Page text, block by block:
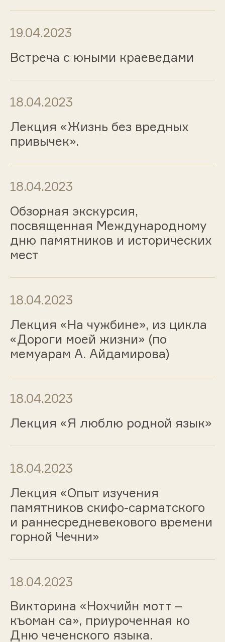
19.04.2023
Встреча с юными краеведами
18.04.2023
Лекция «Жизнь без вредных
привычек».
18.04.2023
Обзорная экскурсия,
посвященная Международному
дню памятников и исторических
мест
18.04.2023
Лекция «На чужбине», из цикла
«Дороги моей жизни» (по
мемуарам А. Айдамирова)
18.04.2023
Лекция «Я люблю родной язык»
18.04.2023
Лекция «Опыт изучения
памятников скифо-сарматского
и раннесредневекового времени
горной Чечни»
18.04.2023
Викторина «Нохчийн мотт –
къоман са», приуроченная ко
Дню чеченского языка.